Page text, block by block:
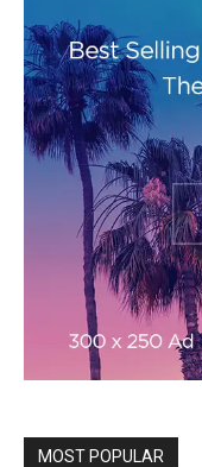
MOST POPULAR